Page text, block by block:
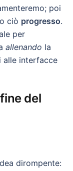
poi
ciò progresso.
per
allenando la
alle interfacce
del
dirompente: